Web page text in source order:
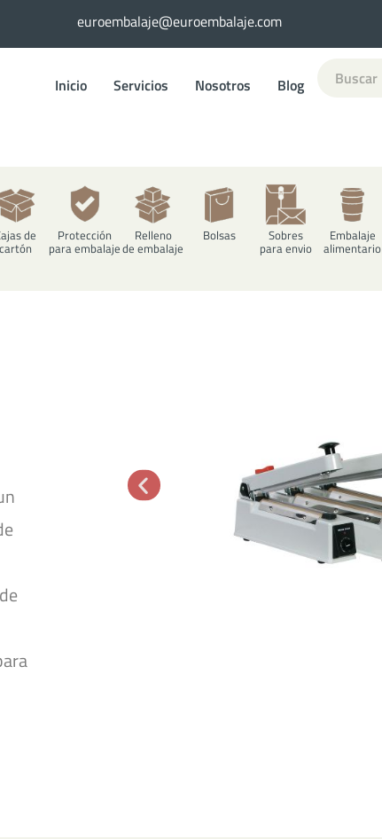
euroembalaje@euroembalaje.com
euroembalaje@euroembalaje.com
Inicio Servicios Nosotros Blog
de
cartón
Protección
para embalaje
Relleno
de embalaje
Bolsas Sobres
para envio
Embalaje
alimentario